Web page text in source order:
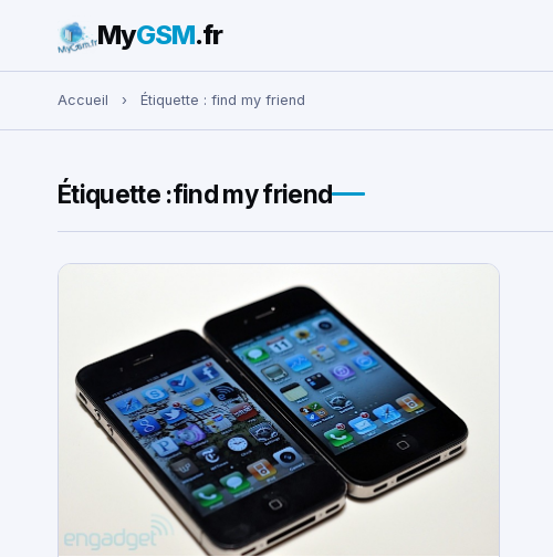
Rechercher :
MyGSM.fr
Accueil › Étiquette : find my friend
Étiquette :find my friend